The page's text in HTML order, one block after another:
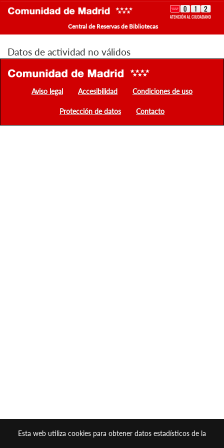
Central de Reservas de Bibliotecas
Datos de actividad no válidos
Esta web utiliza cookies para obtener datos estadísticos de la
Aviso legal Accesibilidad Condiciones de uso
Protección de datos Contacto